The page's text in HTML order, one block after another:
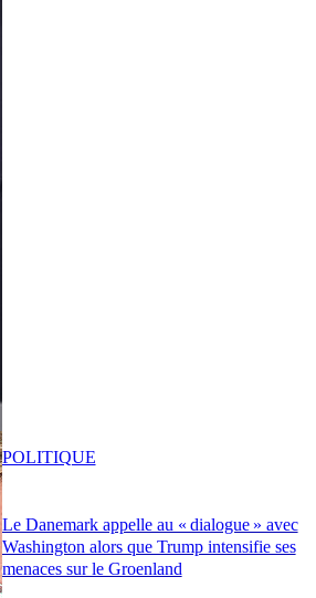
Le Danemark appelle au « dialogue » avec
Washington alors que Trump intensifie ses
menaces sur le Groenland
POLITIQUE